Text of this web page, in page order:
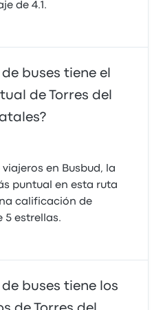
de 4.1.
buses tiene el
de Torres del
en Busbud, la
puntual en esta ruta
calificación de
5 estrellas.
buses tiene los